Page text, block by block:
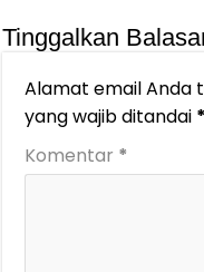
Tinggalkan
Alamat email Anda
yang wajib ditandai *
Komentar *